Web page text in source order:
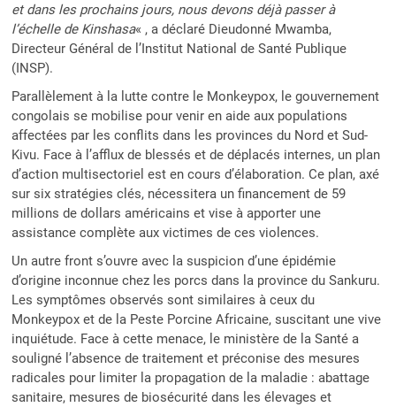
et dans les prochains jours, nous devons déjà passer à
l’échelle de Kinshasa« , a déclaré Dieudonné Mwamba,
Directeur Général de l’Institut National de Santé Publique
(INSP).
Parallèlement à la lutte contre le Monkeypox, le gouvernement
congolais se mobilise pour venir en aide aux populations
affectées par les conflits dans les provinces du Nord et Sud-
Kivu. Face à l’afflux de blessés et de déplacés internes, un plan
d’action multisectoriel est en cours d’élaboration. Ce plan, axé
sur six stratégies clés, nécessitera un financement de 59
millions de dollars américains et vise à apporter une
assistance complète aux victimes de ces violences.
Un autre front s’ouvre avec la suspicion d’une épidémie
d’origine inconnue chez les porcs dans la province du Sankuru.
Les symptômes observés sont similaires à ceux du
Monkeypox et de la Peste Porcine Africaine, suscitant une vive
inquiétude. Face à cette menace, le ministère de la Santé a
souligné l’absence de traitement et préconise des mesures
radicales pour limiter la propagation de la maladie : abattage
sanitaire, mesures de biosécurité dans les élevages et